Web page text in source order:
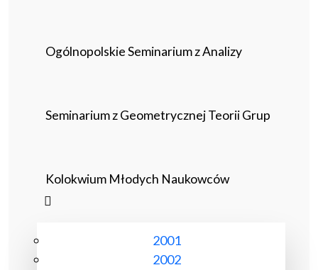
Ogólnopolskie Seminarium z Analizy
Seminarium z Geometrycznej Teorii Grup
Kolokwium Młodych Naukowców
2001
2002